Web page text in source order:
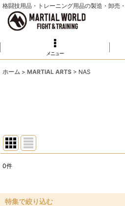
格闘技用品・トレーニング用品の製造・卸売
メニュー
ホーム > MARTIAL ARTS > NAS
並び順:
0件
特集で絞り込む